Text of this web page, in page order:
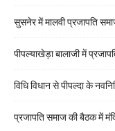
सुसनेर में मालवी प्रजापति
पीपल्याखेड़ा बालाजी में
विधि विधान से पीपल्दा के
प्रजापति समाज की बैठक में